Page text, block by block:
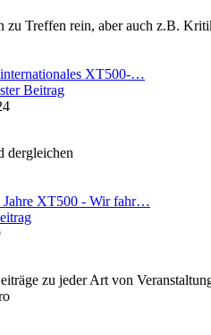
Treffen rein, aber auch z.B.
XT500-…
Beitrag
dergleichen
Jahre XT500 - Wir fahr…
zu jeder Art von